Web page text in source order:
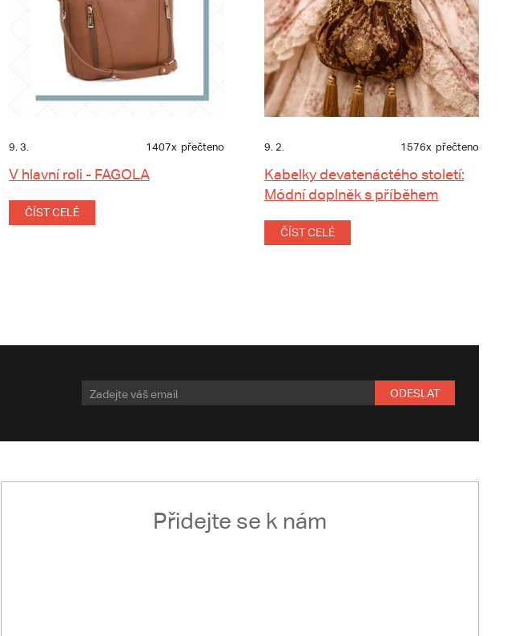
9. 3. 1407x přečteno
V hlavní roli - FAGOLA
ČÍST CELÉ
9. 2. 1576x přečteno
Kabelky devatenáctého století:
Módní doplněk s příběhem
ČÍST CELÉ
ODESLAT
Přidejte se k nám